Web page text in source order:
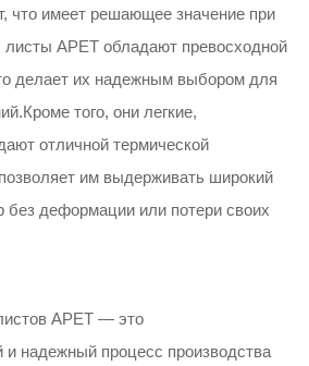
что имеет решающее значение при
листы APET обладают превосходной
делает их надежным выбором для
того, они легкие,
отличной термической
им выдерживать широкий
без деформации или потери своих
APET — это
надежный процесс производства